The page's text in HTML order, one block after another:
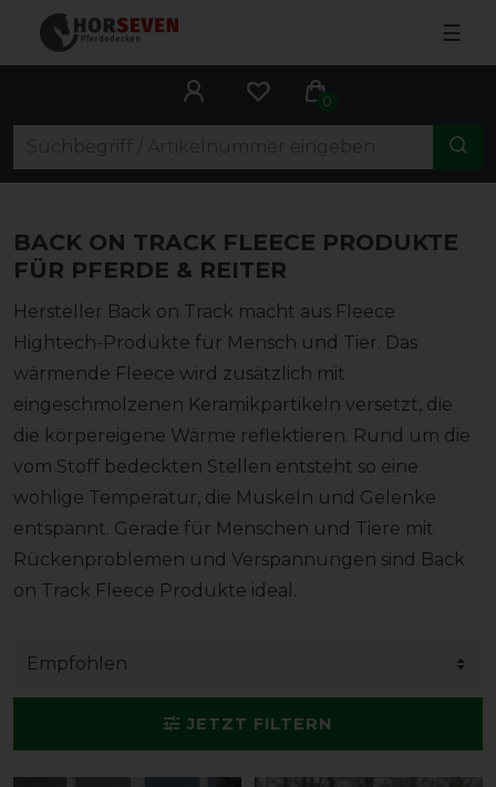
☰
0
BACK ON TRACK FLEECE PRODUKTE
FÜR PFERDE & REITER
Hersteller Back on Track macht aus Fleece
Hightech-Produkte für Mensch und Tier. Das
wärmende Fleece wird zusätzlich mit
eingeschmolzenen Keramikpartikeln versetzt, die
die körpereigene Wärme reflektieren. Rund um die
vom Stoff bedeckten Stellen entsteht so eine
wohlige Temperatur, die Muskeln und Gelenke
entspannt. Gerade für Menschen und Tiere mit
Rückenproblemen und Verspannungen sind Back
on Track Fleece Produkte ideal.
JETZT FILTERN